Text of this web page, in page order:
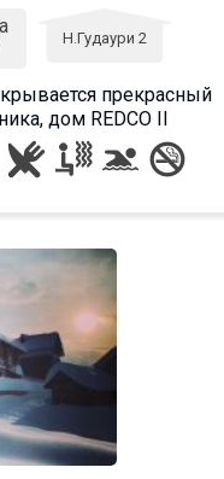
Н.Гудаури 2
прекрасный
дом REDCO II